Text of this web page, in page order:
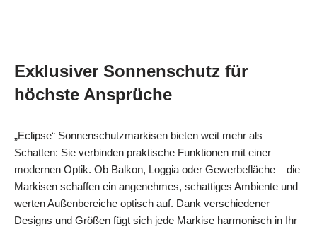
Exklusiver Sonnenschutz für
höchste Ansprüche
„Eclipse“ Sonnenschutzmarkisen bieten weit mehr als
Schatten: Sie verbinden praktische Funktionen mit einer
modernen Optik. Ob Balkon, Loggia oder Gewerbefläche – die
Markisen schaffen ein angenehmes, schattiges Ambiente und
werten Außenbereiche optisch auf. Dank verschiedener
Designs und Größen fügt sich jede Markise harmonisch in Ihr